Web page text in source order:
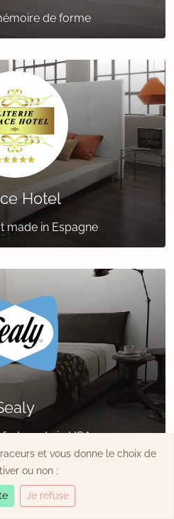
de forme
Hotel
made in Espagne
made in USA
et vous donne le choix de
ou non :
Je refuse